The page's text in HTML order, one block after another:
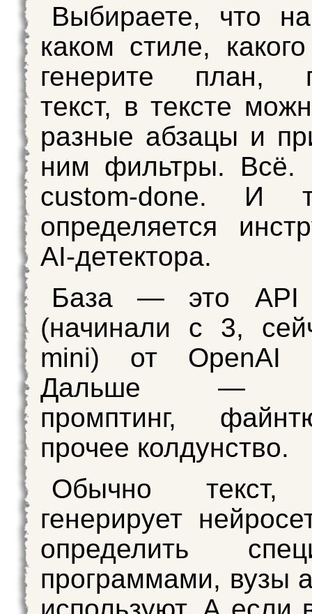
Выбираете, что
каком стиле,
генерите план,
текст, в тексте
разные абзацы и
ним фильтры. Всё.
custom-done. И
определяется
AI-детектора.
База — это API
(начинали c 3,
mini) от OpenAI
Дальше —
промптинг,
прочее колдунство.
Обычно текст,
генерирует
определить
программами, вузы